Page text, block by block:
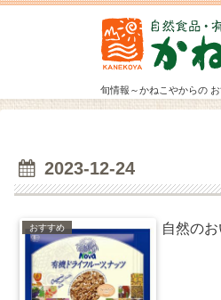
旬情報～かねこやからの
2023-12-24
おすすめ 自然の